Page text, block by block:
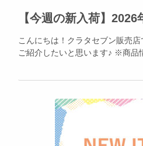
こんにちは！クラタセブン販売
ご紹介したいと思います♪ ※商品